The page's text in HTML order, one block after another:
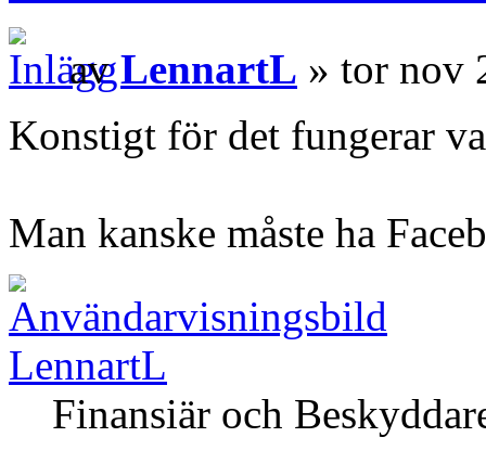
avLennartL » tor nov
Konstigt för det fungerar
Man kanske måste ha
LennartL
Finansiär och